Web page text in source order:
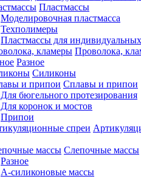
Пластмассы
Моделировочная пластмасса
Техполимеры
Пластмассы для
Проволока,
Разное
Силиконы
Сплавы и припои
Для бюгельного протезирования
Для коронок и мостов
Припои
Слепочные массы
Разное
А-силиконовые массы